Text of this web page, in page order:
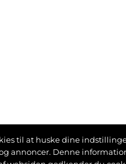
til at huske dine
annoncer. Denne